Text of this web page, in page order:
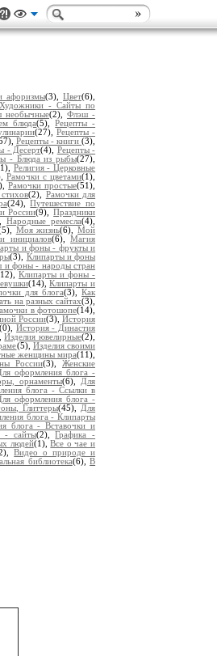
афоризмы(3),Цвет(6),
Художники - Сайты по
необычные(2), Флэш -
блюда(5),Рецепты -
(27), Рецепты -
Рецепты - книги(3),
- Десерт(4), Рецепты -
- Блюда из рыбы(27),
Религия - Церковные
Рамочки с цветами(1),
Рамочки простые(51),
(2), Рамочки для
(24),Путешествие по
России(9),Праздники
Народные ремесла(4),
Моя жизнь(6),Мой
инициалов(6),Магия
и фоны - фрукты и
(3), Клипарты и фоны
и фоны - народы стран
Клипарты и фоны -
(14),Клипарты и
для блога(3),Как
на разных сайтах(3),
в фотошопе(14),
России(3), История
(0), История - Династия
Изделия ювелирные(2),
(5), Изделия своими
женщины мира(11),
России(3), Женские
оформления блога -
орнаменты(6), Для
блога - Ссылки в
оформления блога -
Глиттеры(45), Для
блога - Клипарты
блога - Вставочки и
- сайты(2),Графика -
людей(1),Все о чае и
Видео о природе и
библиотека(6),В